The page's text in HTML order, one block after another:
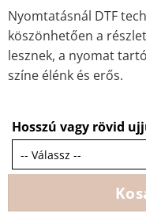
Nyomtatásnál DTF
köszönhetően a
lesznek, a nyomat
színe élénk és erős.
Hosszú vagy rövid